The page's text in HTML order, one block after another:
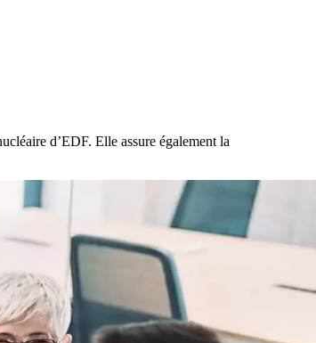
d’EDF. Elle assure également la